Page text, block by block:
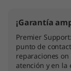
¡Garantía
Premier
punto de
reparaciones
atención y en la